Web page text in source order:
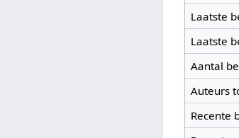
Laatste
Laatste
Aantal
Auteurs
Recente